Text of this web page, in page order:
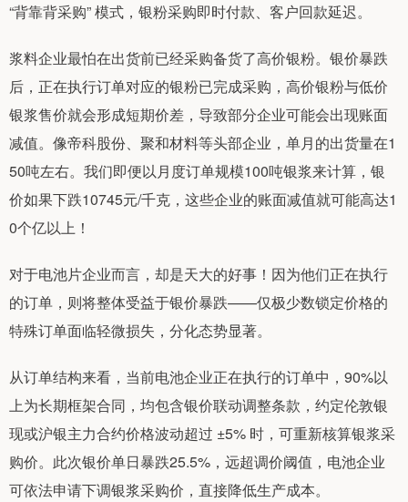
“背靠背采购” 模式，银粉采购即时付款、客户回款延迟。
浆料企业最怕在出货前已经采购备货了高价银粉。银价暴跌
后，正在执行订单对应的银粉已完成采购，高价银粉与低价
银浆售价就会形成短期价差，导致部分企业可能会出现账面
减值。像帝科股份、聚和材料等头部企业，单月的出货量在1
50吨左右。我们即便以月度订单规模100吨银浆来计算，银
价如果下跌10745元/千克，这些企业的账面减值就可能高达1
0个亿以上！
对于电池片企业而言，却是天大的好事！因为他们正在执行
的订单，则将整体受益于银价暴跌——仅极少数锁定价格的
特殊订单面临轻微损失，分化态势显著。
从订单结构来看，当前电池企业正在执行的订单中，90%以
上为长期框架合同，均包含银价联动调整条款，约定伦敦银
现或沪银主力合约价格波动超过 ±5% 时，可重新核算银浆采
购价。此次银价单日暴跌25.5%，远超调价阈值，电池企业
可依法申请下调银浆采购价，直接降低生产成本。